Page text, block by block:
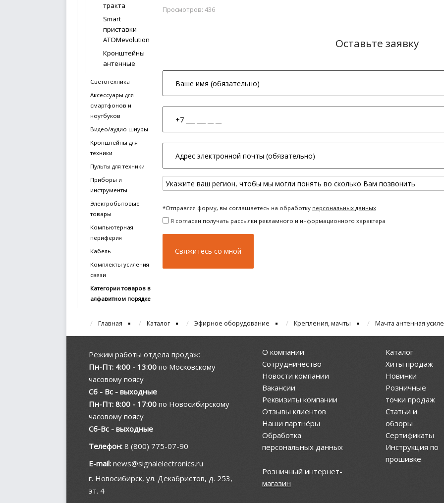
Просмотров: 436
Оставьте заявку
*Отправляя форму, вы соглашаетесь на обработку персональных данных
Я согласен получать рассылки рекламного и информационного характера
тракта
Smart
приставки
ATOMevolution
Кронштейны
антенные
Светотехника
Аксессуары для
смартфонов и
ноутбуков
Видео/аудио шнуры
Кронштейны для
техники
Пульты для техники
Приборы и
инструменты
Электробытовые
товары
Компьютерная
периферия
Кабель
Комплекты усиления
связи
Категории товаров в
алфавитном порядке
Главная Каталог Эфирное оборудование Крепления, мачты Мачта антенная
Режим работы отдела продаж:
Пн-Пт: 4:00 - 13:00 по Московскому
часовому поясу
Сб - Вс - выходные
Пн-Пт: 8:00 - 17:00 по Новосибирскому
часовому поясу
Сб-Вс - выходные
Телефон: 8 (800) 775-07-90
E-mail: news@signalelectronics.ru
г. Новосибирск, ул. Декабристов, д. 253,
эт. 4
О компании
Сотрудничество
Новости компании
Вакансии
Реквизиты компании
Отзывы клиентов
Наши партнёры
Обработка
персональных данных
Розничный интернет-
магазин
Каталог
Хиты продаж
Новинки
Розничные
точки продаж
Статьи и
обзоры
Сертификаты
Инструкция по
прошивке